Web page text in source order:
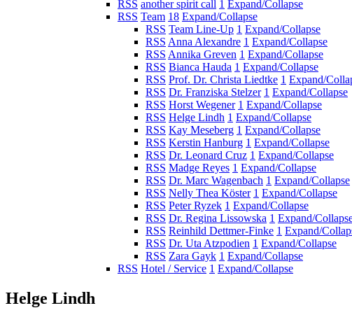
RSS another spirit call 1 Expand/Collapse
RSS Team 18 Expand/Collapse
RSS Team Line-Up 1 Expand/Collapse
RSS Anna Alexandre 1 Expand/Collapse
RSS Annika Greven 1 Expand/Collapse
RSS Bianca Hauda 1 Expand/Collapse
RSS Prof. Dr. Christa Liedtke 1 Expand/
RSS Dr. Franziska Stelzer 1 Expand/Collapse
RSS Horst Wegener 1 Expand/Collapse
RSS Helge Lindh 1 Expand/Collapse
RSS Kay Meseberg 1 Expand/Collapse
RSS Kerstin Hanburg 1 Expand/Collapse
RSS Dr. Leonard Cruz 1 Expand/Collapse
RSS Madge Reyes 1 Expand/Collapse
RSS Dr. Marc Wagenbach 1 Expand/Collapse
RSS Nelly Thea Köster 1 Expand/Collapse
RSS Peter Ryzek 1 Expand/Collapse
RSS Dr. Regina Lissowska 1 Expand/
RSS Reinhild Dettmer-Finke 1 Expand/
RSS Dr. Uta Atzpodien 1 Expand/Collapse
RSS Zara Gayk 1 Expand/Collapse
RSS Hotel / Service 1 Expand/Collapse
Helge Lindh